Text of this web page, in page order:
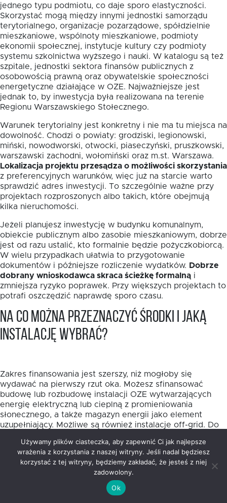
jednego typu podmiotu, co daje sporo elastyczności.
Skorzystać mogą między innymi jednostki samorządu
terytorialnego, organizacje pozarządowe, spółdzielnie
mieszkaniowe, wspólnoty mieszkaniowe, podmioty
ekonomii społecznej, instytucje kultury czy podmioty
systemu szkolnictwa wyższego i nauki. W katalogu są też
szpitale, jednostki sektora finansów publicznych z
osobowością prawną oraz obywatelskie społeczności
energetyczne działające w OZE. Najważniejsze jest
jednak to, by inwestycja była realizowana na terenie
Regionu Warszawskiego Stołecznego.
Warunek terytorialny jest konkretny i nie ma tu miejsca na
dowolność. Chodzi o powiaty: grodziski, legionowski,
miński, nowodworski, otwocki, piaseczyński, pruszkowski,
warszawski zachodni, wołomiński oraz m.st. Warszawa.
Lokalizacja projektu przesądza o możliwości skorzystania
z preferencyjnych warunków, więc już na starcie warto
sprawdzić adres inwestycji. To szczególnie ważne przy
projektach rozproszonych albo takich, które obejmują
kilka nieruchomości.
Jeżeli planujesz inwestycję w budynku komunalnym,
obiekcie publicznym albo zasobie mieszkaniowym, dobrze
jest od razu ustalić, kto formalnie będzie pożyczkobiorcą.
W wielu przypadkach ułatwia to przygotowanie
dokumentów i późniejsze rozliczenie wydatków. Dobrze
dobrany wnioskodawca skraca ścieżkę formalną i
zmniejsza ryzyko poprawek. Przy większych projektach to
potrafi oszczędzić naprawdę sporo czasu.
Na co można przeznaczyć środki i jaką
instalację wybrać?
Zakres finansowania jest szerszy, niż mogłoby się
wydawać na pierwszy rzut oka. Możesz sfinansować
budowę lub rozbudowę instalacji OZE wytwarzających
energię elektryczną lub cieplną z promieniowania
słonecznego, a także magazyn energii jako element
uzupełniający. Możliwe są również instalacje off-grid. Do
przyłączenie źródeł OZE do sieci energetycznych lub
ciepłowniczych.
Wybór samej technologii warto oprzeć nie na modzie,
lecz na realnym profilu zużycia energii. W projektach
publicznych i mieszkaniowych fotowoltaika często
Używamy plików ciasteczka, aby zapewnić Ci jak najlepsze
wrażenia z korzystania z naszej witryny. Jeśli nadal będziesz
korzystać z tej witryny, będziemy zakładać, że jesteś z niej
zadowolony.
Ok